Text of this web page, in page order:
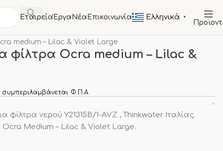
Εταιρεία Έργα Νέα Επικοινωνία Ελληνικά ▼
medium – Lilac & Violet Large
φίλτρα Οcra medium – Lilac &
Φ.Π.Α
φίλτρα νερού Y21315B/1-AVZ , Thinkwater Ιταλίας.
Ocra Medium – Lilac & Violet Large.